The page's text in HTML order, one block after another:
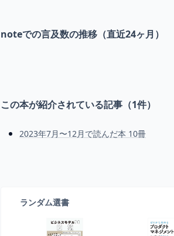
noteでの言及数の推移（直近24ヶ月）
この本が紹介されている記事（1件）
2023年7月〜12月で読んだ本 10冊
ランダム選書